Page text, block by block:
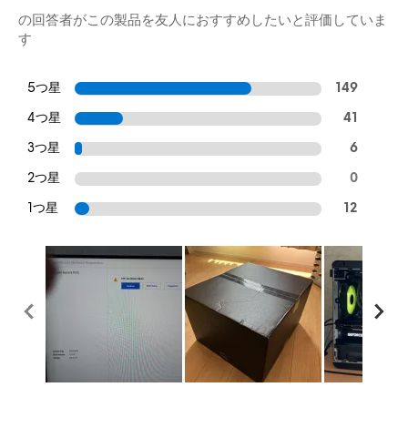
の回答者がこの製品を友人におすすめしたいと評価していま
す
5つ星 149
4つ星 41
3つ星 6
2つ星 0
1つ星 12